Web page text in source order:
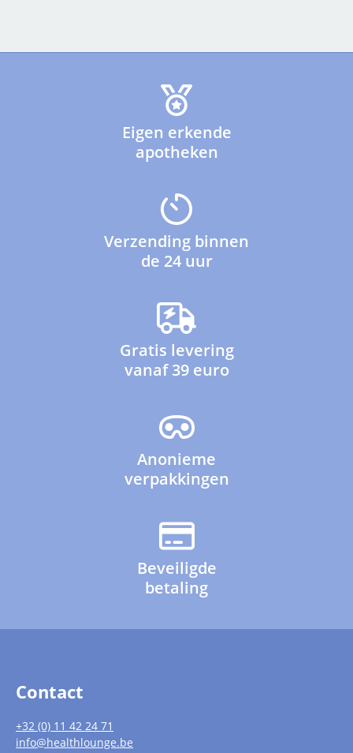
Eigen erkende
apotheken
Verzending binnen
de 24 uur
Gratis levering
vanaf 39 euro
Anonieme
verpakkingen
Beveiligde
betaling
Contact
+32 (0) 11 42 24 71
info@healthlounge.be